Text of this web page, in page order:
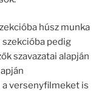
húsz munka
pedig
szavazatai alapján
a versenyfilmeket is